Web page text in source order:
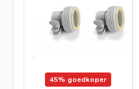
45% goedkoper